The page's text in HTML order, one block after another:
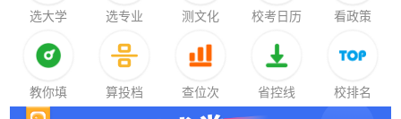
选大学 选专业 测文化 校考日历 看政策
教你填 算投档 查位次 省控线 校排名